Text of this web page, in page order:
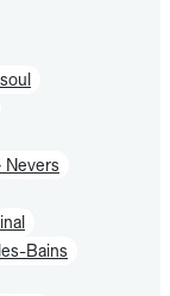
Nevers
Bains